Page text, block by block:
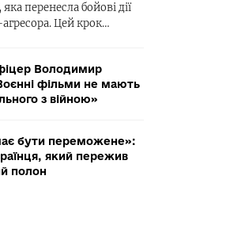
перенесла бойові дії
Цей крок…
Володимир
фільми не мають
з війною»
бути переможене»:
який пережив
полон